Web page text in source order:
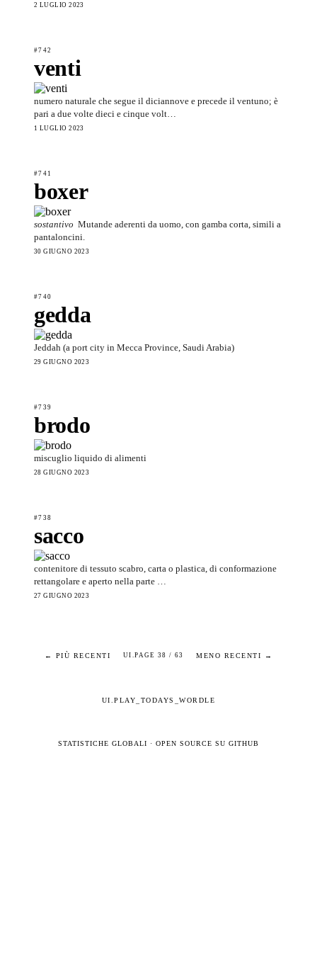
2 LUGLIO 2023
#742
venti
numero naturale che segue il diciannove e precede il ventuno; è
pari a due volte dieci e cinque volt…
1 LUGLIO 2023
#741
boxer
sostantivo Mutande aderenti da uomo, con gamba corta, simili a
pantaloncini.
30 GIUGNO 2023
#740
gedda
Jeddah (a port city in Mecca Province, Saudi Arabia)
29 GIUGNO 2023
#739
brodo
miscuglio liquido di alimenti
28 GIUGNO 2023
#738
sacco
contenitore di tessuto scabro, carta o plastica, di conformazione
rettangolare e aperto nella parte …
27 GIUGNO 2023
← PIÙ RECENTI UI.PAGE 38 / 63 MENO RECENTI →
UI.PLAY_TODAYS_WORDLE
STATISTICHE GLOBALI · OPEN SOURCE SU GITHUB